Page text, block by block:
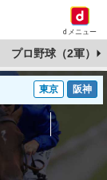
dメニュー
プロ野球（2軍）
東京 阪神